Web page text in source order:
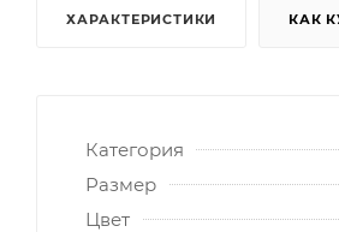
ХАРАКТЕРИСТИКИ КАК
Категория
Размер
Цвет